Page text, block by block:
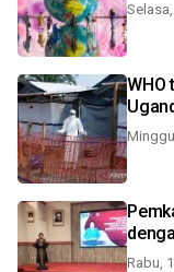
WHO
Rabu,